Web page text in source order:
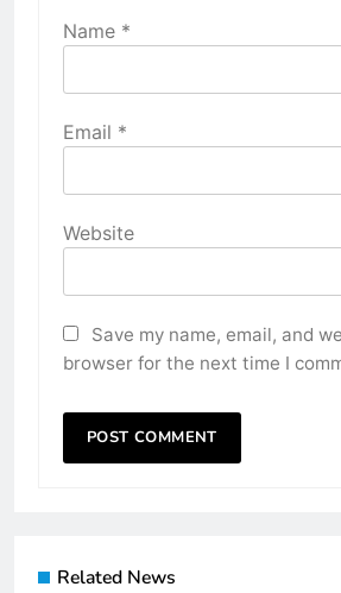
Name *
Email *
Website
Save my name, email, and
browser for the next time I
Related News